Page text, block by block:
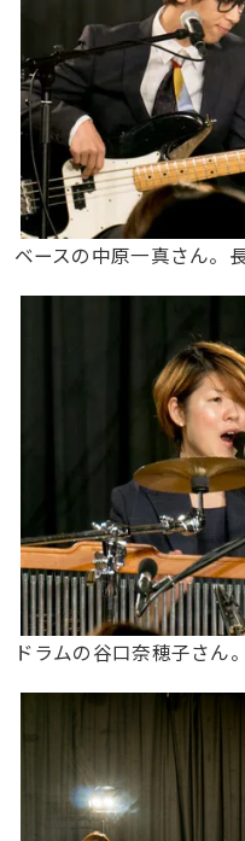
ベースの中原一真さん。
ドラムの谷口奈穂子さん